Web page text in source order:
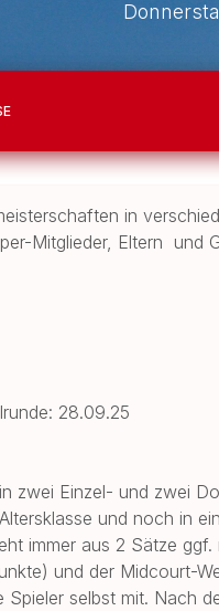
in
Mitglieder, Eltern und
28.09.25
zwei Einzel- und zwei
und noch in
immer aus 2 Sätze
und der Midcourt-
Spieler selbst mit. Nach